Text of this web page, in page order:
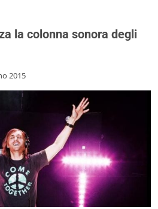
la colonna sonora degli
2015